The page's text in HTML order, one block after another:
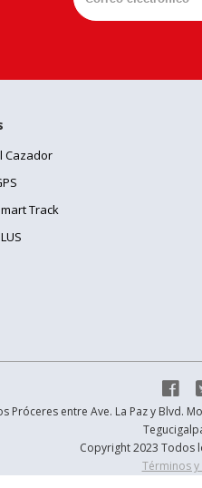
Cazador
Track
Copyright 2023 Todos
Términos

Próceres entre Ave. La Paz y Blvd.